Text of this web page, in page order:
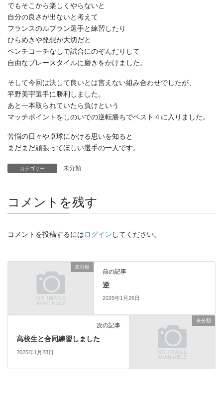
でもそこから楽しくやらないと
自分の良さが出ないと考えて
フランスのルブラン選手と練習したり
ひらめきや発想が大切だと
ベンチコーチなしで試合にのぞんだりして
自由なプレースタイルに磨きをかけました。
そして今回は決して良いとは言えない組み合わせでしたが、
平野美宇選手に勝利しました。
あと一本取られていたら負けという
マッチポイントをしのいでの逆転勝ちでベスト４に入りました。
苦悩の日々や卓球にかける思いを知ると
まだまだ頑張ってほしい選手の一人です。
カテゴリー 未分類
コメントを残す
コメントを投稿するにはログイン してください。
未分類
前の記事
逆
2025年1月26日
未分類
次の記事
高校生と合同練習しました
2025年1月28日